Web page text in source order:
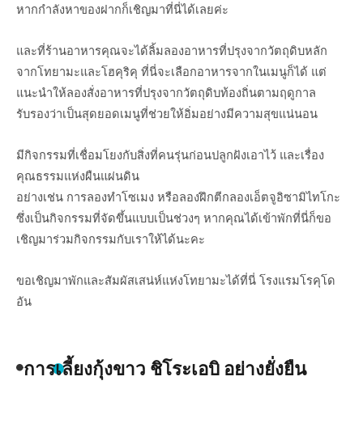
หากกำลังหาของฝากก็เชิญมาที่นี่ได้เลยค่ะ
และที่ร้านอาหารคุณจะได้ลิ้มลองอาหารที่ปรุงจากวัตถุดิบหลัก
จากโทยามะและโฮคุริคุ ที่นี่จะเลือกอาหารจากในเมนูก็ได้ แต่
แนะนำให้ลองสั่งอาหารที่ปรุงจากวัตถุดิบท้องถิ่นตามฤดูกาล
รับรองว่าเป็นสุดยอดเมนูที่ช่วยให้อิ่มอย่างมีความสุขแน่นอน
มีกิจกรรมที่เชื่อมโยงกับสิ่งที่คนรุ่นก่อนปลูกฝังเอาไว้ และเรื่อง
คุณธรรมแห่งผืนแผ่นดิน
อย่างเช่น การลองทำโซเมง หรือลองฝึกตีกลองเอ็ตจูอิซามิไทโกะ
ซึ่งเป็นกิจกรรมที่จัดขึ้นแบบเป็นช่วงๆ หากคุณได้เข้าพักที่นี่ก็ขอ
เชิญมาร่วมกิจกรรมกับเราให้ได้นะคะ
ขอเชิญมาพักและสัมผัสเสน่ห์แห่งโทยามะได้ที่นี่ โรงแรมโรคุโด
อัน
การเลี้ยงกุ้งขาว ชิโระเอบิ อย่างยั่งยืน